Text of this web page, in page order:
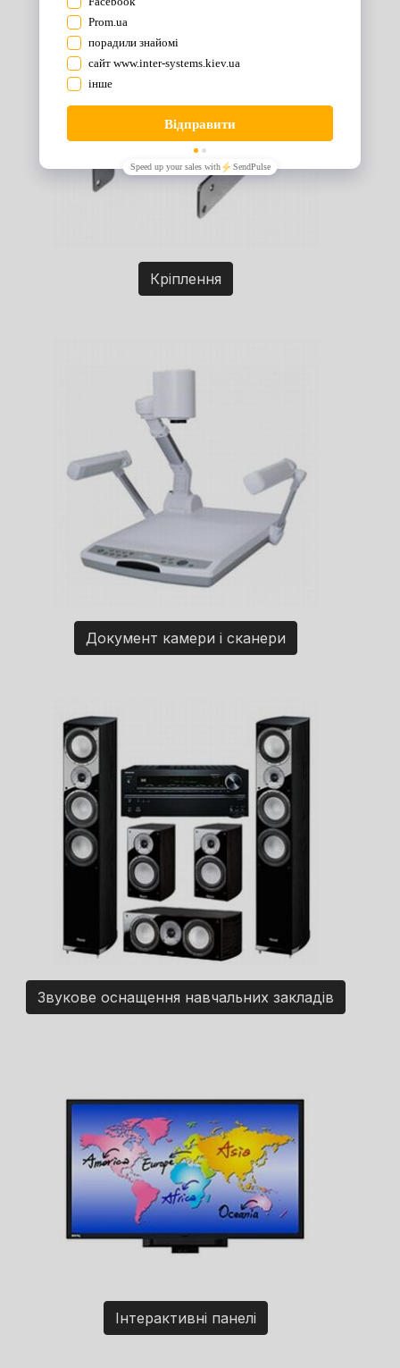
Кріплення
Документ камери і сканери
Звукове оснащення навчальних закладів
Інтерактивні панелі